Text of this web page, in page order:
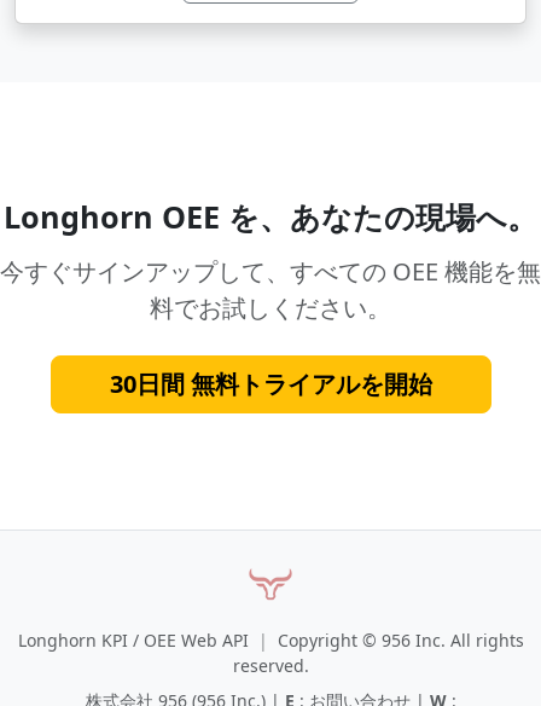
Longhorn OEE を、あなたの現場へ。
今すぐサインアップして、すべての OEE 機能を無
料でお試しください。
30日間 無料トライアルを開始
Longhorn KPI / OEE Web API |
Copyright © 956 Inc. All rights
reserved.
株式会社 956 (956 Inc.) | E : お問い合わせ| W: